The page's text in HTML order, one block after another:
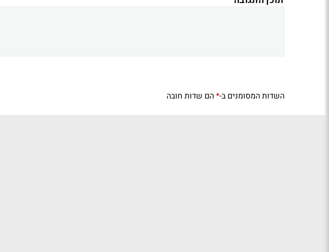
השדות המסומנים ב-*הם שדות חובה